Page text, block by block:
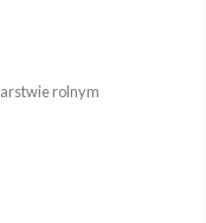
rolnym